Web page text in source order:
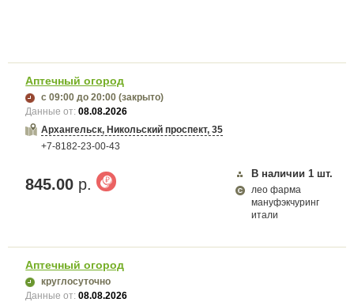
Аптечный огород
с 09:00 до 20:00 (закрыто)
Данные от:08.08.2026
Архангельск, Никольский проспект, 35
+7-8182-23-00-43
845.00 р.
В наличии 1 шт.
лео фарма
мануфэкчуринг
итали
Аптечный огород
круглосуточно
Данные от:08.08.2026